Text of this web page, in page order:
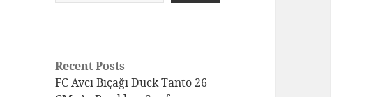
Recent Posts
FC Avcı Bıçağı Duck Tanto 26